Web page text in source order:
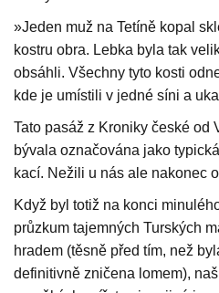
»Jeden muž na Tetíně kopal
kostru obra. Lebka byla tak
obsáhli. Všechny tyto kosti
kde je umístili v jedné síni a
Tato pasáž z Kroniky české od
bývala označována jako
kací. Nežili u nás ale nakonec
Když byl totiž na konci
průzkum tajemných Turských
hradem (těsně před tím, než
definitivně zničena lomem),